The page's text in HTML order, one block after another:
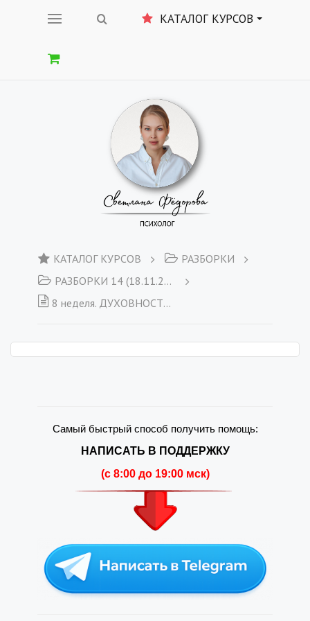
КАТАЛОГ КУРСОВ
КАТАЛОГ КУРСОВ
РАЗБОРКИ
РАЗБОРКИ 14 (18.11.2019)
8 неделя. ДУХОВНОСТЬ И ТВОРЧЕСТВО
Самый быстрый способ получить помощь:
НАПИСАТЬ В ПОДДЕРЖКУ
(c 8:00 до 19:00 мск)